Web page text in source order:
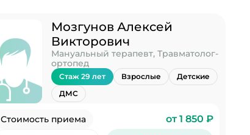
Мозгунов Алексей
Викторович
Мануальный терапевт, Травматолог-
ортопед
Стаж 29 лет Взрослые
Детские
ДМС
Стоимость приема от 1 850 ₽